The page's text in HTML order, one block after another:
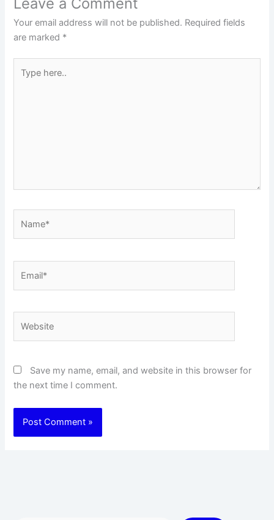
Your email address will not be published. Required fields
are marked *
here..
Save my name, email, and website in this browser for
the next time I comment.